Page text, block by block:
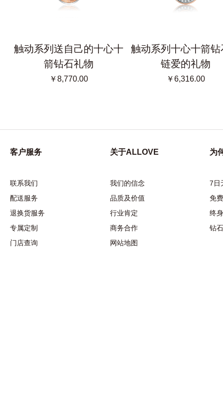
触动系列送自己的十心十
箭钻石礼物
￥8,770.00
触动系列十心十箭钻
链爱的礼物
￥6,316.00
客户服务
联系我们
配送服务
退换货服务
专属定制
门店查询
关于ALLOVE
我们的信念
品质及价值
行业肯定
商务合作
网站地图
为
7日
免
终
钻